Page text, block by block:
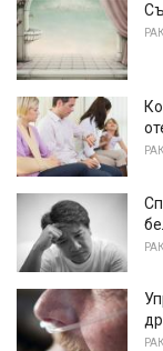
РАК
РАК
РАК
РАК